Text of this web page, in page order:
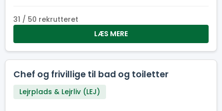
31 / 50 rekrutteret
LÆS MERE
Chef og frivillige til bad og toiletter
Lejrplads & Lejrliv (LEJ)